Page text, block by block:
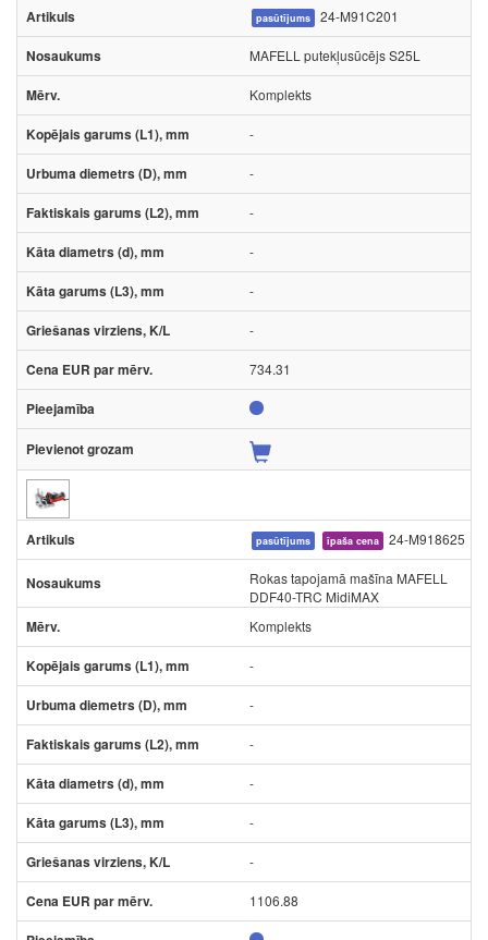
pasūtījums 24-M91C201
MAFELL putekļusūcējs S25L
Komplekts
-
-
-
-
-
-
734.31
pasūtījums īpaša cena 24-M918625
Rokas tapojamā mašīna MAFELL
DDF40-TRC MidiMAX
Komplekts
-
-
-
-
-
-
1106.88